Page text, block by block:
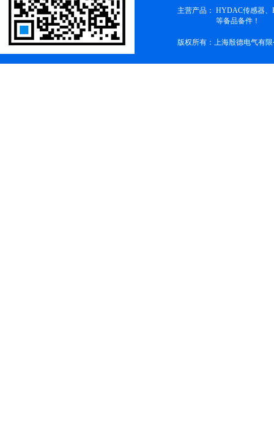
主营产品： HYDAC传感器、
等备品备件！
版权所有：上海殷德电气有